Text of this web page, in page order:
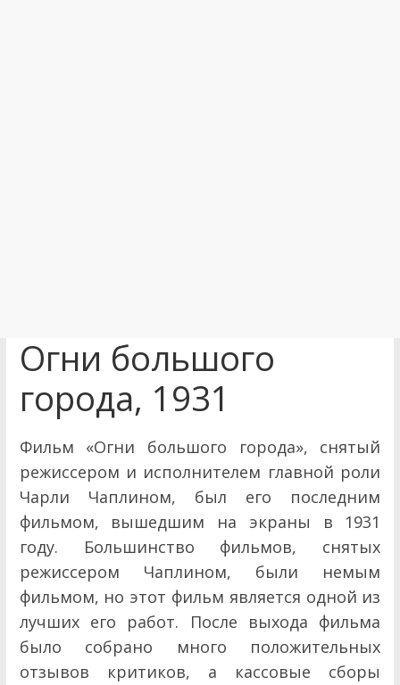
Огни большого
города, 1931
Фильм «Огни большого города», снятый
режиссером и исполнителем главной роли
Чарли Чаплином, был его последним
фильмом, вышедшим на экраны в 1931
году. Большинство фильмов, снятых
режиссером Чаплином, были немым
фильмом, но этот фильм является одной из
лучших его работ. После выхода фильма
было собрано много положительных
отзывов критиков, а кассовые сборы